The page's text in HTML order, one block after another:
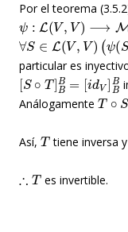
Por el teorema
ψ:L (V,V)⟶M n×n(
∀S ∈L(V,V )(ψ S) =[
particular es
[S∘T]BB =
[idV]BB
Análogamente
T∘S
Así,
T
tiene inversa
T
es invertible.